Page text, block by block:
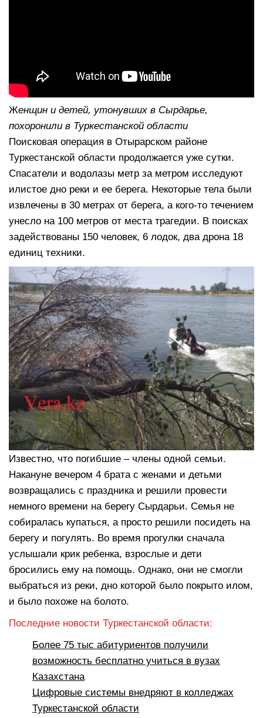
Женщин и детей, утонувших в Сырдарье,
похоронили в Туркестанской области
Поисковая операция в Отырарском районе
Туркестанской области продолжается уже сутки.
Спасатели и водолазы метр за метром исследуют
илистое дно реки и ее берега. Некоторые тела были
извлечены в 30 метрах от берега, а кого-то течением
унесло на 100 метров от места трагедии. В поисках
задействованы 150 человек, 6 лодок, два дрона 18
единиц техники.
Известно, что погибшие – члены одной семьи.
Накануне вечером 4 брата с женами и детьми
возвращались с праздника и решили провести
немного времени на берегу Сырдарьи. Семья не
собиралась купаться, а просто решили посидеть на
берегу и погулять. Во время прогулки сначала
услышали крик ребенка, взрослые и дети
бросились ему на помощь. Однако, они не смогли
выбраться из реки, дно которой было покрыто илом,
и было похоже на болото.
Последние новости Туркестанской области:
Более 75 тыс абитуриентов получили
возможность бесплатно учиться в вузах
Казахстана
Цифровые системы внедряют в колледжах
Туркестанской области